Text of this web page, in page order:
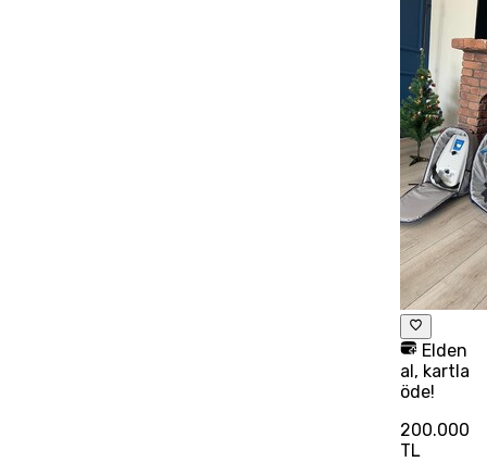
Elden
al, kartla
öde!
200.000
TL